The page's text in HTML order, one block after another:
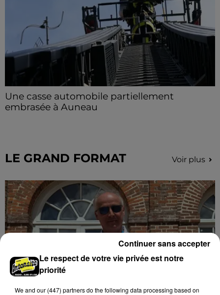
Une casse automobile partiellement
embrasée à Auneau
LE GRAND FORMAT Voir plus
Le respect de votre vie privée est notre
priorité
We and our (447) partnersdo the following data processing based on
Continuer sans accepter